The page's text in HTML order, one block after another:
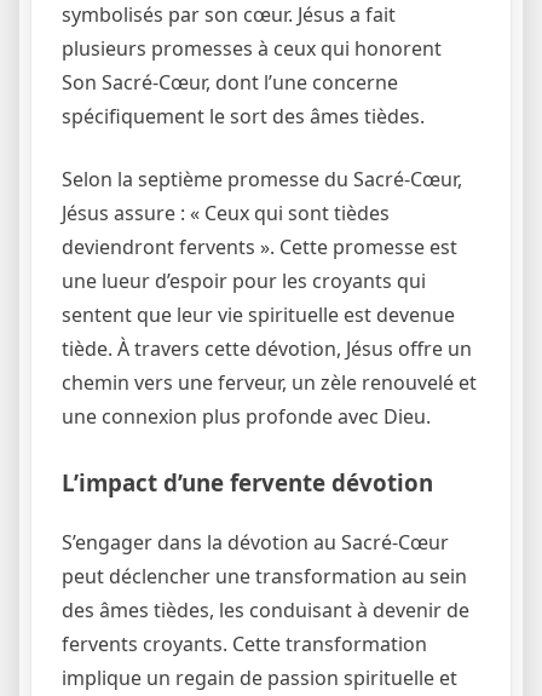
symbolisés par son cœur. Jésus a fait
plusieurs promesses à ceux qui honorent
Son Sacré-Cœur, dont l’une concerne
spécifiquement le sort des âmes tièdes.
Selon la septième promesse du Sacré-Cœur,
Jésus assure : « Ceux qui sont tièdes
deviendront fervents ». Cette promesse est
une lueur d’espoir pour les croyants qui
sentent que leur vie spirituelle est devenue
tiède. À travers cette dévotion, Jésus offre un
chemin vers une ferveur, un zèle renouvelé et
une connexion plus profonde avec Dieu.
L’impact d’une fervente dévotion
S’engager dans la dévotion au Sacré-Cœur
peut déclencher une transformation au sein
des âmes tièdes, les conduisant à devenir de
fervents croyants. Cette transformation
implique un regain de passion spirituelle et